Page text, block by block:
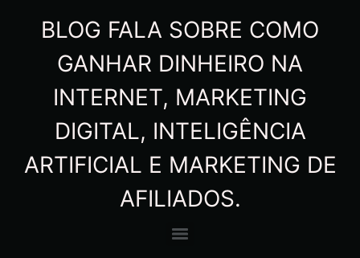
BLOG FALA SOBRE COMO
GANHAR DINHEIRO NA
INTERNET, MARKETING
DIGITAL, INTELIGÊNCIA
ARTIFICIAL E MARKETING DE
AFILIADOS.